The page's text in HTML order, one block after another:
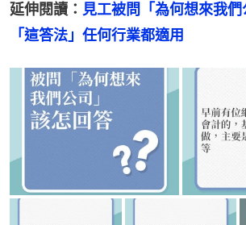
延伸閱讀： 見工被問「為何想來我
「這答法」任何行業都適用